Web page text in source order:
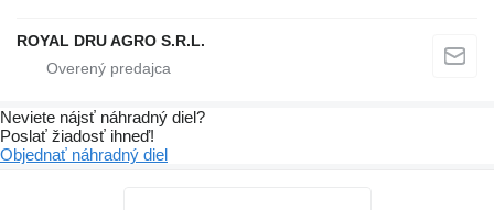
ROYAL DRU AGRO S.R.L.
Neviete nájsť náhradný diel?
Poslať žiadosť ihneď!
Objednať náhradný diel